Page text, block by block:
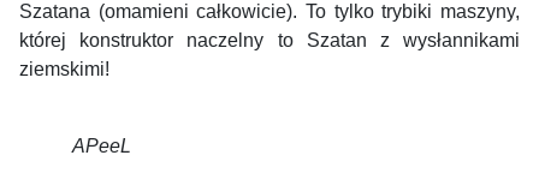
Szatana (omamieni całkowicie). To tylko trybiki maszyny,
której konstruktor naczelny to Szatan z wysłannikami
ziemskimi!
APeeL